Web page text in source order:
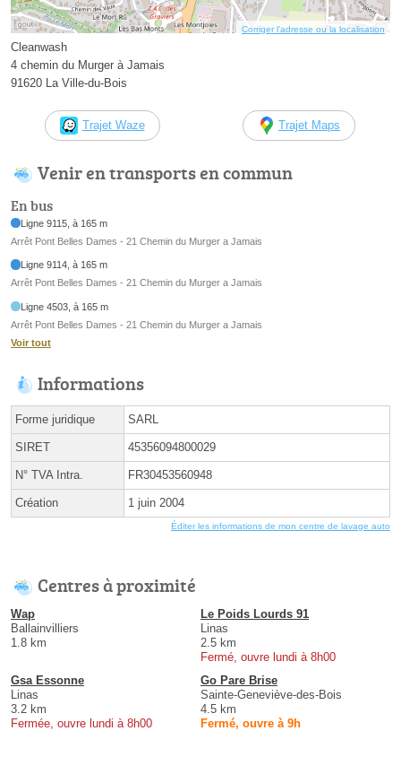
Corriger l’adresse ou la localisation
Cleanwash
4 chemin du Murger à Jamais
91620 La Ville-du-Bois
Trajet Waze Trajet Maps
Venir en transports en commun
En bus
Ligne 9115, à 165 m
Arrêt Pont Belles Dames - 21 Chemin du Murger a Jamais
Ligne 9114, à 165 m
Arrêt Pont Belles Dames - 21 Chemin du Murger a Jamais
Ligne 4503, à 165 m
Arrêt Pont Belles Dames - 21 Chemin du Murger a Jamais
Voir tout
Informations
Forme juridique SARL
SIRET 45356094800029
N° TVA Intra. FR30453560948
Création 1 juin 2004
Éditer les informations de mon centre de lavage auto
Centres à proximité
Wap
Ballainvilliers
1.8 km
Le Poids Lourds 91
Linas
2.5 km
Fermé, ouvre lundi à 8h00
Gsa Essonne
Linas
3.2 km
Fermée, ouvre lundi à 8h00
Go Pare Brise
Sainte-Geneviève-des-Bois
4.5 km
Fermé, ouvre à 9h